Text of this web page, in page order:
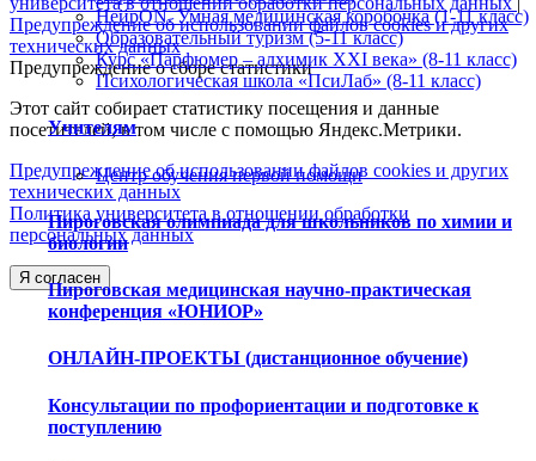
НейрON. Умная медицинская коробочка (1-11 класс)
Образовательный туризм (5-11 класс)
Курс «Парфюмер – алхимик XXI века» (8-11 класс)
Психологическая школа «ПсиЛаб» (8-11 класс)
Учителям
Центр обучения первой помощи
Пироговская олимпиада для школьников по химии и
биологии
Пироговская медицинская научно-практическая
конференция «ЮНИОР»
ОНЛАЙН-ПРОЕКТЫ (дистанционное обучение)
Консультации по профориентации и подготовке к
поступлению
Предупреждение об использовании файлов cookies и других
технических данных
Предупреждение о сборе статистики
Этот сайт собирает статистику посещения и данные
посетителей, в том числе с помощью Яндекс.Метрики.
Предупреждение об использовании файлов cookies и других
технических данных
Политика университета в отношении обработки
персональных данных
Я согласен